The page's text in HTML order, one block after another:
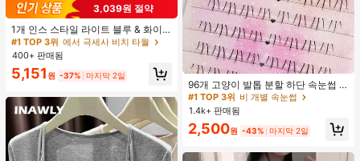
3,039원 절약
1개 인스 스타일 라이트 블루 & 화이
트 & 그린 스트라이프 비치 타월, 화이
트와 그린 세로 스트라이프 프린트가
있는 라이트 블루 배경, 신선한 섬 휴
가 분위기, 수영, 캠핑, 피트니스, 여름
수영장 부드러운 가구, 핸드 타월에 적
합
#1 TOP 3위 에서 극세사 비치 타월
거의 매진!
#1 TOP 3위 에서 극세사 비치 타월
거의 매진!
#1 TOP 3위 에서 극세사 비치 타월
거의 매진!
#1 TOP 3위
에서 극세사 비치 타월
400+ 판매됨
5,151 원 -37% 마지막 2일
96개 고양이 발톱 분할 하단 속눈썹 B
컬 인조 속눈썹, 자연스럽고 사실적인
개별 클러스터, 헐렁한 데일리 사용,
초보자에게 적합
#1 TOP 3위
비 개별 속눈썹
거의 매진!
#1 TOP 3위 비 개별 속눈썹
거의 매진!
#1 TOP 3위 비 개별 속눈썹
거의 매진!
#1 TOP 3위
비 개별 속눈썹
1.4k+ 판매됨
2,500원 -43% 마지막 2일